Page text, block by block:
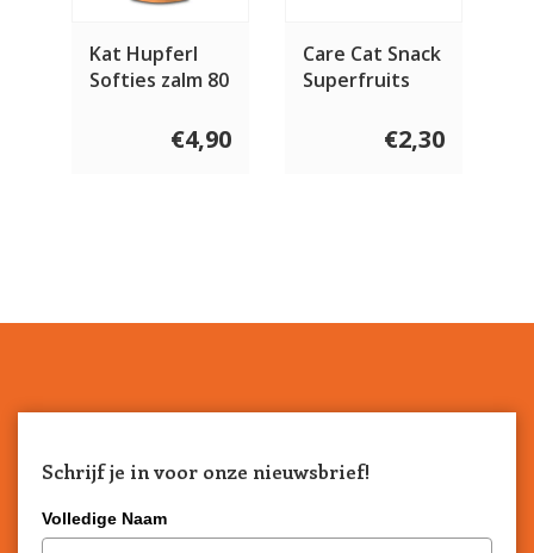
Kat Hupferl
Softies zalm 80
€4,90
Care Cat Snack
Superfruits
€2,30
Schrijf je in voor onze nieuwsbrief!
Volledige Naam